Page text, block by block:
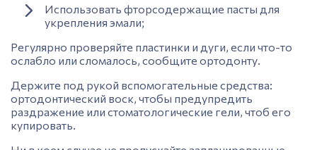
Использовать фторсодержащие пасты для
укрепления эмали;
Регулярно проверяйте пластинки и дуги, если что-то
ослабло или сломалось, сообщите ортодонту.
Держите под рукой вспомогательные средства:
ортодонтический воск, чтобы предупредить
раздражение или стоматологические гели, чтоб его
купировать.